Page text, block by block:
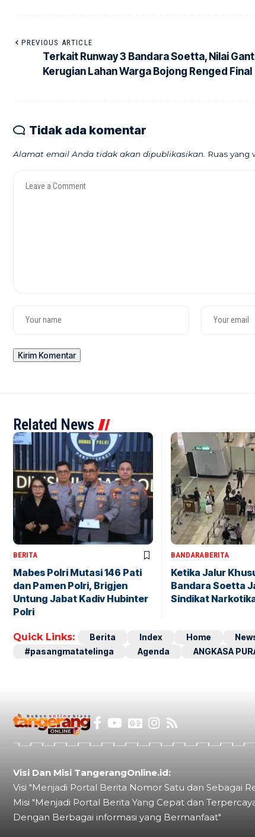
PREVIOUS ARTICLE
Terkait Runway 3 Bandara Soetta, Nilai
Kerugian Lahan Warga Bojong Renged Final
Tidak ada komentar
Alamat email Anda tidak akan dipublikasikan. Ruas yang
Related News
BERITA
Mabes Polri Mutasi 146 Pati
dan Pamen Polri, Brigjen
Untung Jabat Kadiv Hubinter
Polri
BANDARABERITA
Ketika Jalur
Bandara Soetta
Sindikat
Quick Links: Berita Index Home
#pasangmatatelinga
Agenda ANGKASA
Visi Dan Misi TangerangOnline.id:
Visi "Menjadi Portal Berita Nomor Satu dan Sebagai
Misi "Menjadi Portal Berita Yang Cepat dan
Dengan Berbagai informasi yang Bermanfaat"